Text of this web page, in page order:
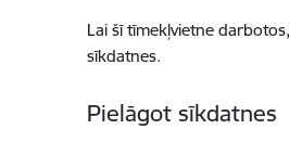
Lai šī tīmekļvietne
sīkdatnes.
Pielāgot sīkdatnes